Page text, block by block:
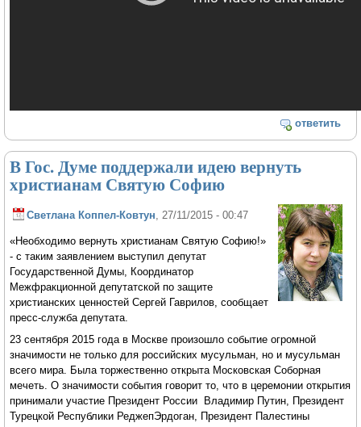
ответить
В Гос. Думе поддержали идею вернуть
христианам Святую Софию
Светлана Коппел-Ковтун , 27/11/2015 - 00:47
«Необходимо вернуть христианам Святую Софию!»
- с таким заявлением выступил депутат
Государственной Думы, Координатор
Межфракционной депутатской по защите
христианских ценностей Сергей Гаврилов, сообщает
пресс-служба депутата.
23 сентября 2015 года в Москве произошло событие огромной
значимости не только для российских мусульман, но и мусульман
всего мира. Была торжественно открыта Московская Соборная
мечеть. О значимости события говорит то, что в церемонии открытия
принимали участие Президент России Владимир Путин, Президент
Турецкой Республики РеджепЭрдоган, Президент Палестины